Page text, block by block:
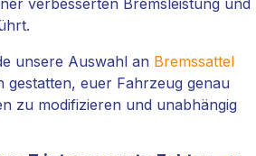
unsere Auswahl an Bremssattel
gestatten, euer Fahrzeug genau
zu modifizieren und unabhängig